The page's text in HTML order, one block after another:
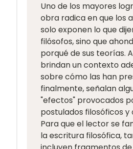
Uno de los mayores
obra radica en que los
solo exponen lo que
filósofos, sino que
porqué de sus teorías.
brindan un contexto
sobre cómo las han
finalmente, señalan
"efectos" provocados
postulados filosóficos y
Para que el lector se
la escritura filosófica,